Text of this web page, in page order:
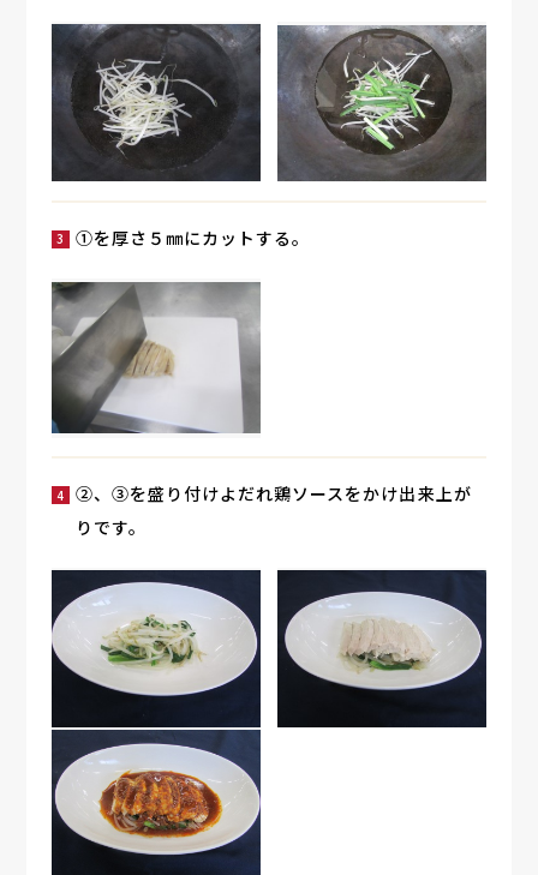
①を厚さ５㎜にカットする。
②、③を盛り付けよだれ鶏ソースをかけ出来上が
りです。